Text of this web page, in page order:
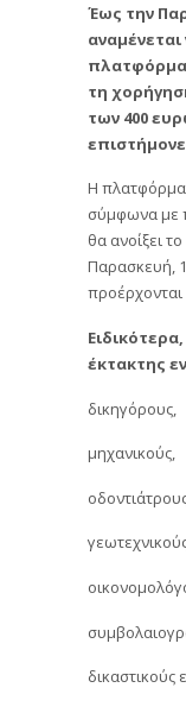
Έως την
αναμένεται
πλατφόρμα
τη
των 400
Η πλατφόρμα
σύμφωνα με
θα ανοίξει
Παρασκευή,
έκτακτης
δικηγόρους,
μηχανικούς,
δικαστικούς